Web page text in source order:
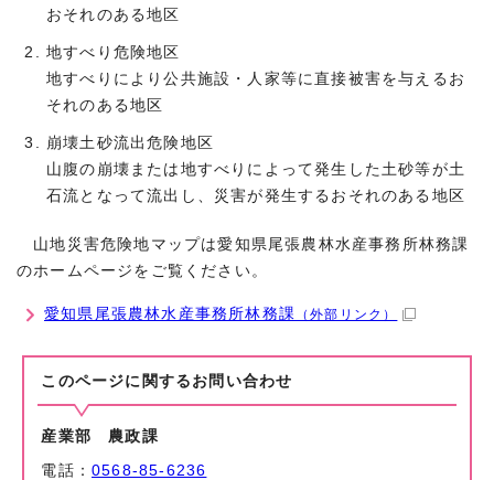
おそれのある地区
地すべり危険地区
地すべりにより公共施設・人家等に直接被害を与えるお
それのある地区
崩壊土砂流出危険地区
山腹の崩壊または地すべりによって発生した土砂等が土
石流となって流出し、災害が発生するおそれのある地区
山地災害危険地マップは愛知県尾張農林水産事務所林務課
のホームページをご覧ください。
愛知県尾張農林水産事務所林務課 （外部リンク）
このページに関する お問い合わせ
産業部 農政課
電話：0568-85-6236